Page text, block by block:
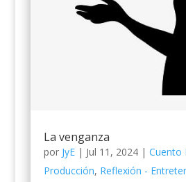
La venganza
por JyE| Jul 11, 2024| Cuento
Producción, Reflexión -